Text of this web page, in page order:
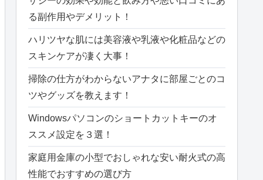
る副作用やデメリット！
ハリツヤな肌には美容液や乳液や化粧品などの
スキンケアが凄く大事！
掃除の仕方がわからないアナタに部屋ごとのコ
ツやグッズを教えます！
Windowsパソコンのショートカットキーのオ
ススメ設定を３選！
家庭用金庫の小型でおしゃれな安い耐火式の高
性能でおすすめの選び方